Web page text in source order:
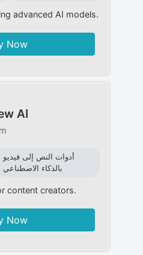
advanced AI models.
Now
AI
أدوات النص إلى فيديو
بالذكاء الاصطناعي
content creators.
Now